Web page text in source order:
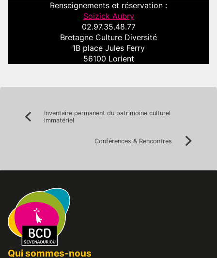
Renseignements et réservation :
Soizick Aubry
02.97.35.48.77
Bretagne Culture Diversité
1B place Jules Ferry
56100 Lorient
Navigation
Précédent:
Inventaire permanent du patrimoine culturel
immatériel
Conférences & Rencontres
Qui sommes-nous